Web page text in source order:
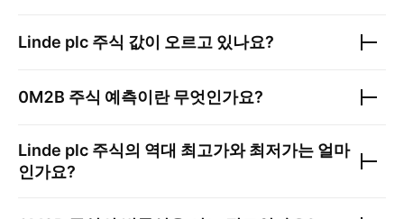
Linde plc 주식 값이 오르고 있나요?
0M2B 주식 예측이란 무엇인가요?
Linde plc 주식의 역대 최고가와 최저가는 얼마
인가요?